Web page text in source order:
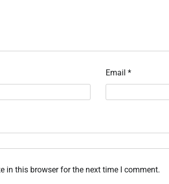
Email *
in this browser for the next time I comment.